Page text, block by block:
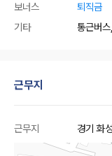
보너스
퇴직금
기타
통근버
근무지
근무지 경기 화